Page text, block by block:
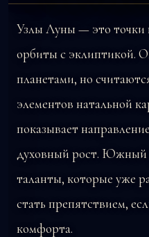
Узлы Луны — это точки
орбиты с эклиптикой.
планетами, но
элементов натальной
показывает
духовный рост. Южный
таланты, которые уже
стать препятствием,
комфорта.